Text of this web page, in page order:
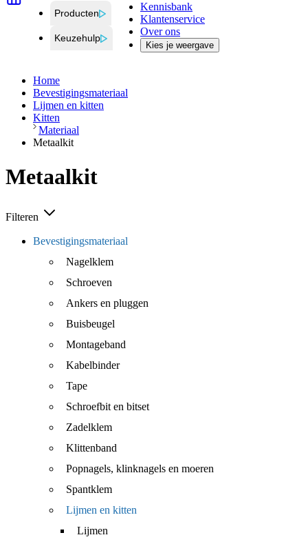
Producten
Keuzehulp
Kennisbank
Klantenservice
Over ons
Kies je weergave
Home
Bevestigingsmateriaal
Lijmen en kitten
Kitten
Materiaal
Metaalkit
Metaalkit
Filteren
Bevestigingsmateriaal
Nagelklem
Schroeven
Ankers en pluggen
Buisbeugel
Montageband
Kabelbinder
Tape
Schroefbit en bitset
Zadelklem
Klittenband
Popnagels, klinknagels en moeren
Spantklem
Lijmen en kitten
Lijmen